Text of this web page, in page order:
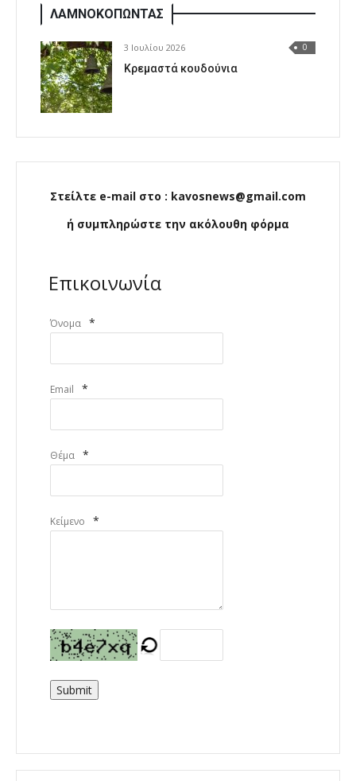
ΛΑΜΝΟΚΟΠΩΝΤΑΣ
3 Ιουλίου 2026 0
Κρεμαστά κουδούνια
Στείλτε e-mail στο : kavosnews@gmail.com
ή συμπληρώστε την ακόλουθη φόρμα
Επικοινωνία
Όνομα *
Email *
Θέμα *
Κείμενο *
Submit